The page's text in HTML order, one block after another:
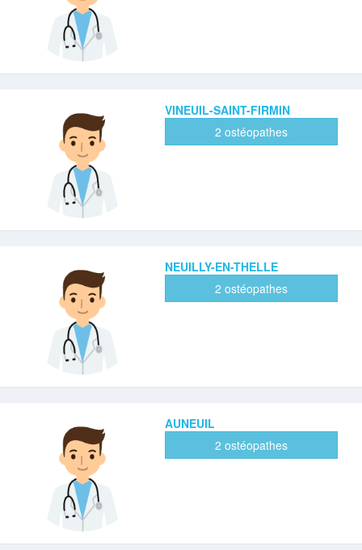
VINEUIL-SAINT-FIRMIN
2 ostéopathes
NEUILLY-EN-THELLE
2 ostéopathes
AUNEUIL
2 ostéopathes